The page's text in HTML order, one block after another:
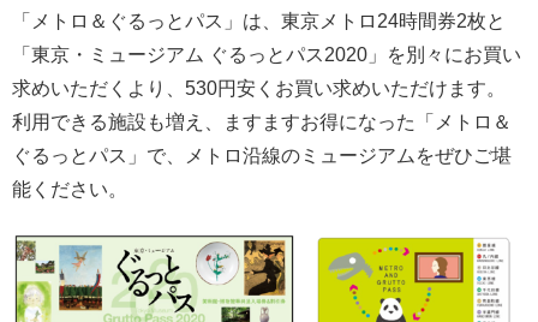
「メトロ＆ぐるっとパス」は、東京メトロ24時間券2枚と
「東京・ミュージアム ぐるっとパス2020」を別々にお買い
求めいただくより、530円安くお買い求めいただけます。
利用できる施設も増え、ますますお得になった「メトロ＆
ぐるっとパス」で、メトロ沿線のミュージアムをぜひご堪
能ください。